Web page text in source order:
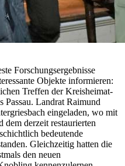
Forschungsergebnisse
Objekte informieren:
Treffen der Kreisheimat-
Landrat Raimund
eingeladen, wo mit
dem derzeit restaurierten
bedeutende
Gleichzeitig hatten die
den neuen